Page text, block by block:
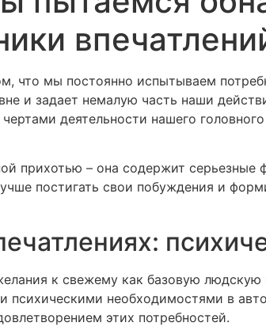
что мы постоянно испытываем
и задает немалую часть наши
деятельности нашего
прихотью – она содержит серьезные
постигать свои побуждения и
к свежему как базовую
необходимостями в
этих потребностей.